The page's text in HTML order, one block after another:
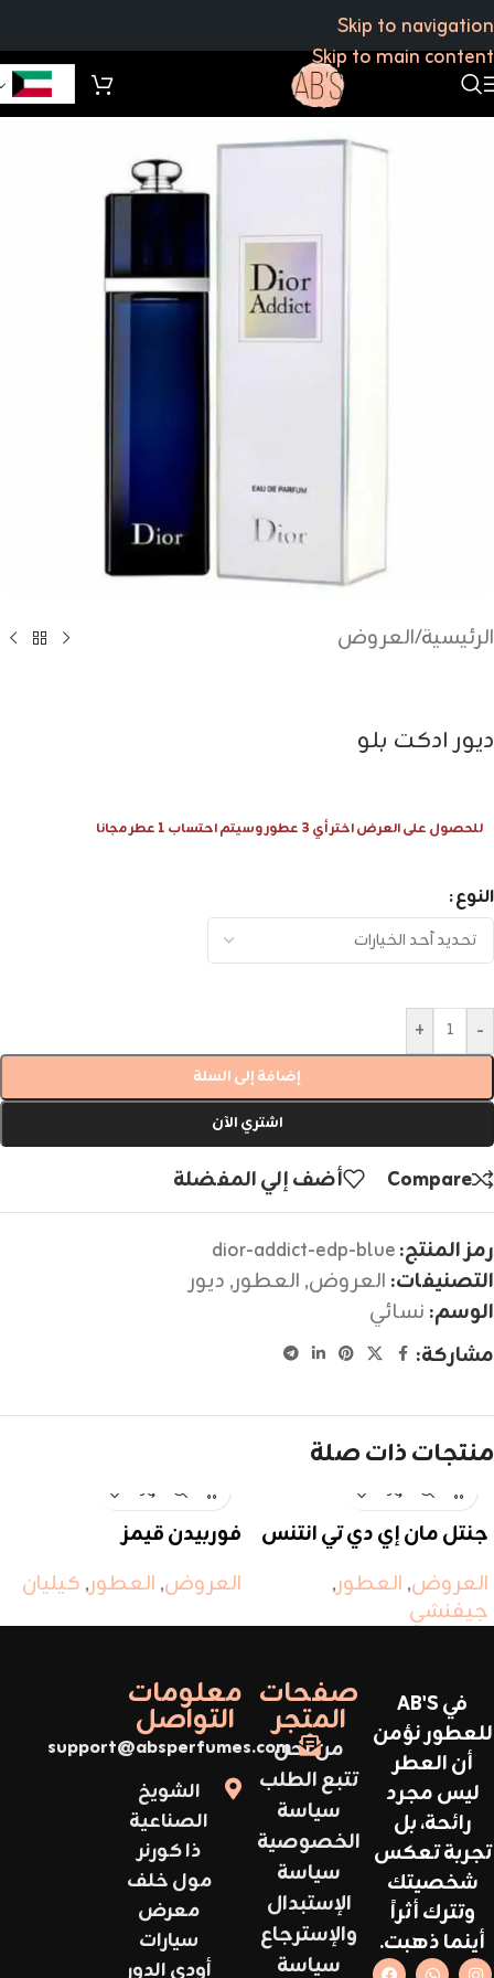
Skip to navigation
Skip to main content
الرئيسية/العروض
ديور ادكت بلو
للحصول على العرض اختر أي 3 عطور وسيتم احتساب 1 عطر مجانا
النوع
-
+
إضافة إلى السلة
اشتري الآن
Compare أضف إلي المفضلة
رمز المنتج:dior-addict-edp-blue
التصنيفات: العروض, العطور, ديور
الوسم: نسائي
مشاركة:
منتجات ذات صلة
جنتل مان إي دي تي انتنس
العروض, العطور,
جيفنشي
فوربيدن قيمز
العروض, العطور, كيليان
في AB'S
للعطور نؤمن
أن العطر
ليس مجرد
رائحة، بل
تجربة تعكس
شخصيتك
وتترك أثراً
أينما ذهبت.
صفحات
المتجر
من نحن
تتبع الطلب
سياسة
الخصوصية
سياسة
الإستبدال
والإسترجاع
سياسة
معلومات
التواصل
support@absperfumes.com
الشويخ
الصناعية
ذا كورنر
مول خلف
معرض
سيارات
أودي الدور